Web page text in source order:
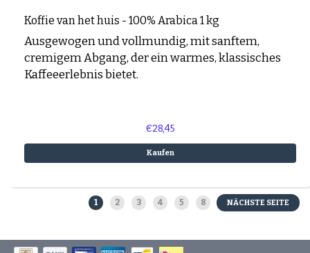
Koffie van het huis - 100% Arabica 1 kg
Ausgewogen und vollmundig, mit sanftem,
cremigem Abgang, der ein warmes, klassisches
Kaffeeerlebnis bietet.
€28,45
Kaufen
1 2 3 4 5 8 NÄCHSTE SEITE